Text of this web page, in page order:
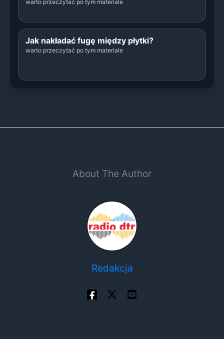
warto przeczytać po tym materiale
Jak nakładać fugę między płytki?
warto przeczytać po tym materiale
About The Author
Redakcja